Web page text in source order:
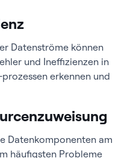
Datenströme können
und Ineffizienzen in
erkennen und
Datenkomponenten am
häufigsten Probleme